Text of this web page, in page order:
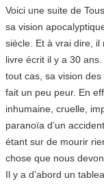
Voici une suite de
sa vision
siècle. Et à vrai dire,
livre écrit il y a 30
tout cas, sa vision
fait un peu peur. En
inhumaine, cruelle,
paranoïa d’un
étant sur de mourir
chose que nous
Il y a d’abord un